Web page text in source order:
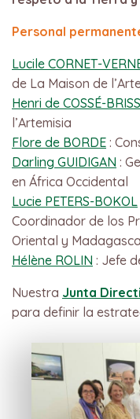
Personal
Lucile CORNET-
de La Maison de
Henri de COSSÉ-
l’Artemisia
Flore de BORDE :
Darling GUIDIGAN :
en África Occidental
Lucie PETERS-BOKOL
Coordinador de los
Oriental y
Hélène ROLIN : Jefe
Nuestra Junta
para definir la